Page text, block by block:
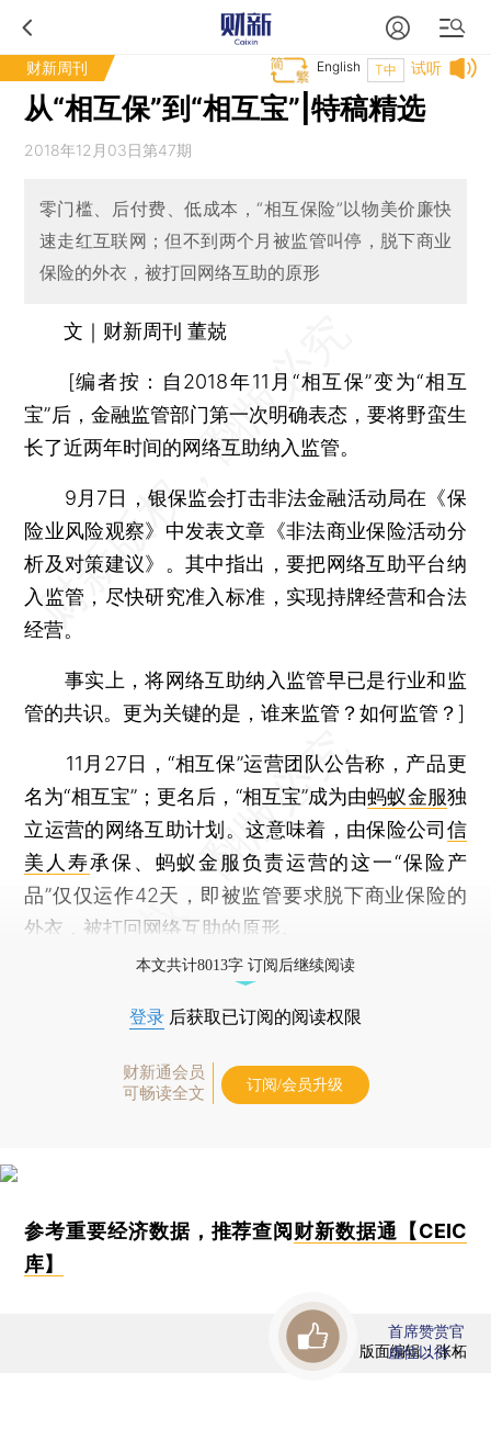
财新周刊 试听
T中
English
从“相互保”到“相互宝”|特稿精选
2018年12月03日第47期
零门槛、后付费、低成本，“相互保险”以物美价廉快
速走红互联网；但不到两个月被监管叫停，脱下商业
保险的外衣，被打回网络互助的原形
文｜财新周刊 董兢
[编者按：自2018年11月“相互保”变为“相互
宝”后，金融监管部门第一次明确表态，要将野蛮生
长了近两年时间的网络互助纳入监管。
9月7日，银保监会打击非法金融活动局在《保
险业风险观察》中发表文章《非法商业保险活动分
析及对策建议》。其中指出，要把网络互助平台纳
入监管，尽快研究准入标准，实现持牌经营和合法
经营。
事实上，将网络互助纳入监管早已是行业和监
管的共识。更为关键的是，谁来监管？如何监管？]
11月27日，“相互保”运营团队公告称，产品更
名为“相互宝”；更名后，“相互宝”成为由蚂蚁金服独
立运营的网络互助计划。这意味着，由保险公司 信
美人寿承保、蚂蚁金服负责运营的这一“保险产
品”仅仅运作42天，即被监管要求脱下商业保险的
外衣，被打回网络互助的原形。
本文共计8013字 订阅后继续阅读
登录 后获取已订阅的阅读权限
财新通会员
可畅读全文
订阅/会员升级
参考重要经济数据，推荐查阅 财新数据通【CEIC
库】
版面编辑：张柘
首席赞赏官
虚位以待